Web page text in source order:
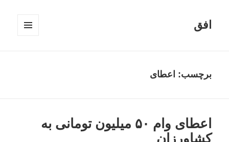
افق
برچسب: اعطای
اعطای وام ۵۰ میلیون تومانی به
کشاورزان